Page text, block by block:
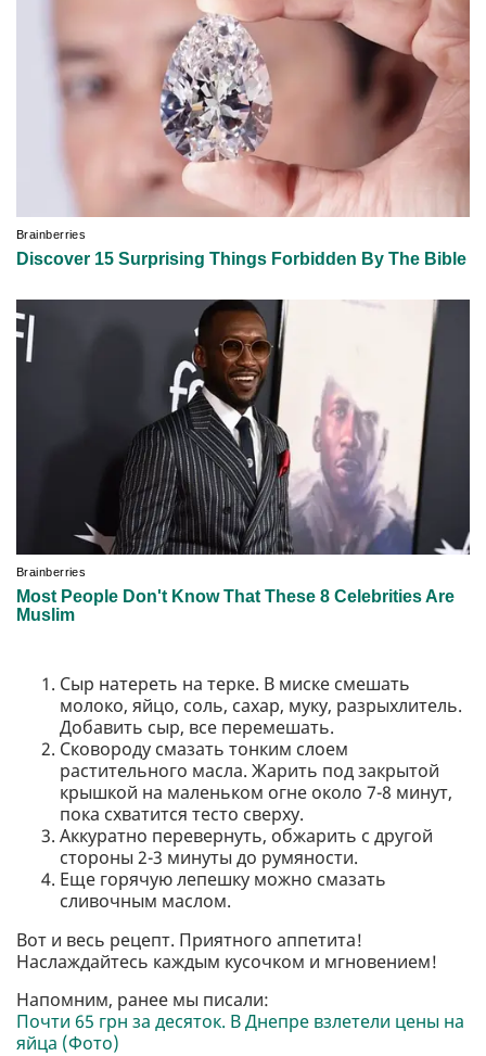
Сыр натереть на терке. В миске смешать
молоко, яйцо, соль, сахар, муку, разрыхлитель.
Добавить сыр, все перемешать.
Сковороду смазать тонким слоем
растительного масла. Жарить под закрытой
крышкой на маленьком огне около 7-8 минут,
пока схватится тесто сверху.
Аккуратно перевернуть, обжарить с другой
стороны 2-3 минуты до румяности.
Еще горячую лепешку можно смазать
сливочным маслом.
Вот и весь рецепт. Приятного аппетита!
Наслаждайтесь каждым кусочком и мгновением!
Напомним, ранее мы писали:
Почти 65 грн за десяток. В Днепре взлетели цены на
яйца (Фото)